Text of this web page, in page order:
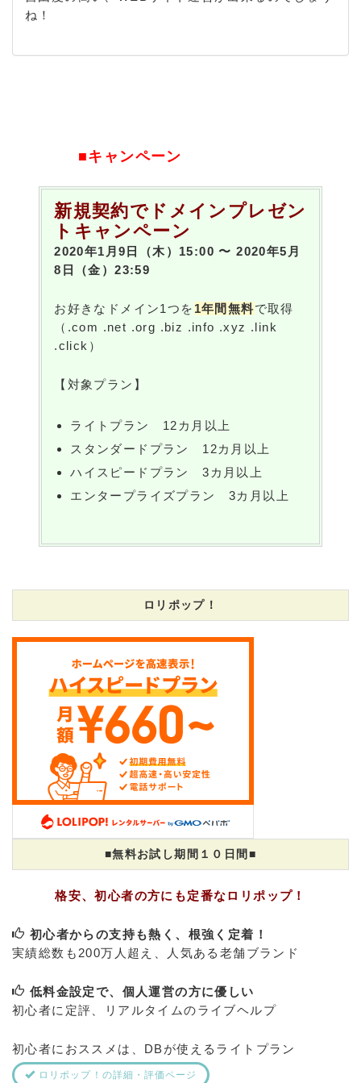
ね！
■キャンペーン
新規契約でドメインプレゼン
トキャンペーン
2020年1月9日（木）15:00 〜 2020年5月
8日（金）23:59
お好きなドメイン1つを 1年間無料で取得
（.com .net .org .biz .info .xyz .link
.click）
【対象プラン】
ライトプラン 12カ月以上
スタンダードプラン 12カ月以上
ハイスピードプラン 3カ月以上
エンタープライズプラン 3カ月以上
ロリポップ！
■無料お試し期間１０日間■
格安、初心者の方にも定番なロリポップ！
初心者からの支持も熱く、根強く定着！
実績総数も200万人超え、人気ある老舗ブランド
低料金設定で、個人運営の方に優しい
初心者に定評、リアルタイムのライブヘルプ
初心者におススメは、DBが使えるライトプラン
ロリポップ！の詳細・評価ページ